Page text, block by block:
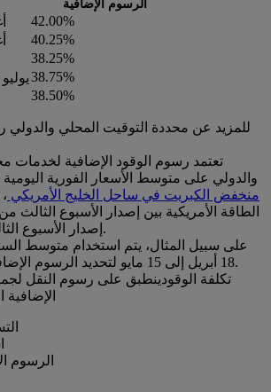
الرسوم الإضافية
42.00%
40.25%
38.25%
يوليو 27-أغسطس 2, 202638.75%
38.50%
للمزيد عن محددة التوقيت المحلي والدولي
تعتمد رسوم الوقود الإضافية لخدمات
والدولي على متوسط ​​الأسعار الفورية اليومية
منخفض الكبريت في ساحل الخليج الأمريكي
الطاقة الأمريكية بين إصدار الأسبوع الثالث
إصدار الأسبوع الثالث من الشهر الفعلي.
على سبيل المثال، يتم استخدام متوسط
18 أبريل إلى 15 مايو لتحديد الرسوم الإضافية المطبقة في يونيو.
تكلفة الوقودينطبق على رسوم النقل
الرسوم